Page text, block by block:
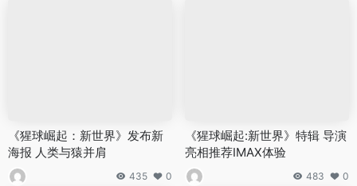
《猩球崛起：新世界》发布新
海报 人类与猿并肩
435 0
《猩球崛起:新世界》特辑 导演
亮相推荐IMAX体验
483 0